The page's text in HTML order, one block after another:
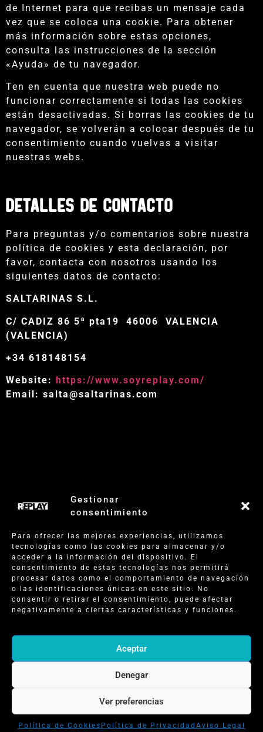
Gestionar
consentimiento
Para ofrecer las mejores experiencias, utilizamos
tecnologías como las cookies para almacenar y/o
acceder a la información del dispositivo. El
consentimiento de estas tecnologías nos permitirá
procesar datos como el comportamiento de navegación
o las identificaciones únicas en este sitio. No
consentir o retirar el consentimiento, puede afectar
negativamente a ciertas características y funciones.
Aceptar
Denegar
Ver preferencias
Política de Cookies Política de Privacidad Aviso Legal
de Internet para que recibas un mensaje cada
vez que se coloca una cookie. Para obtener
más información sobre estas opciones,
consulta las instrucciones de la sección
«Ayuda» de tu navegador.
Ten en cuenta que nuestra web puede no
funcionar correctamente si todas las cookies
están desactivadas. Si borras las cookies de tu
navegador, se volverán a colocar después de tu
consentimiento cuando vuelvas a visitar
nuestras webs.
Detalles de contacto
Para preguntas y/o comentarios sobre nuestra
política de cookies y esta declaración, por
favor, contacta con nosotros usando los
siguientes datos de contacto:
SALTARINAS S.L.
C/ CADIZ 86 5ª pta19
46006 VALENCIA
(VALENCIA)
+34 618148154
Website:
https://www.soyreplay.com/
Email: salta@saltarinas.com
Todos los derechos reservados